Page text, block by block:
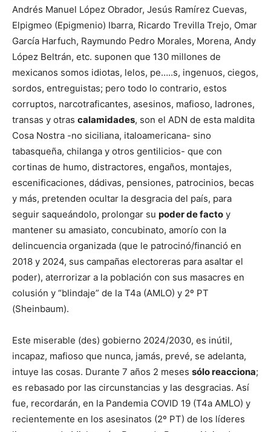
Andrés Manuel López Obrador, Jesús Ramírez Cuevas,
Elpigmeo (Epigmenio) Ibarra, Ricardo Trevilla Trejo, Omar
García Harfuch, Raymundo Pedro Morales, Morena, Andy
López Beltrán, etc. suponen que 130 millones de
mexicanos somos idiotas, lelos, pe…..s, ingenuos, ciegos,
sordos, entreguistas; pero todo lo contrario, estos
corruptos, narcotraficantes, asesinos, mafioso, ladrones,
transas y otras calamidades, son el ADN de esta maldita
Cosa Nostra -no siciliana, italoamericana- sino
tabasqueña, chilanga y otros gentilicios- que con
cortinas de humo, distractores, engaños, montajes,
escenificaciones, dádivas, pensiones, patrocinios, becas
y más, pretenden ocultar la desgracia del país, para
seguir saqueándolo, prolongar su poder de facto y
mantener su amasiato, concubinato, amorío con la
delincuencia organizada (que le patrocinó/financió en
2018 y 2024, sus campañas electoreras para asaltar el
poder), aterrorizar a la población con sus masacres en
colusión y “blindaje” de la T4a (AMLO) y 2º PT
(Sheinbaum).
Este miserable (des) gobierno 2024/2030, es inútil,
incapaz, mafioso que nunca, jamás, prevé, se adelanta,
intuye las cosas. Durante 7 años 2 meses sólo reacciona;
es rebasado por las circunstancias y las desgracias. Así
fue, recordarán, en la Pandemia COVID 19 (T4a AMLO) y
recientemente en los asesinatos (2º PT) de los líderes